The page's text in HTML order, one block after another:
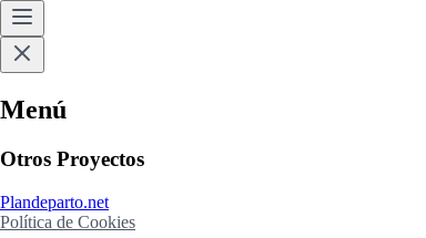
Menú
Otros Proyectos
Plandeparto.net
Política de Cookies